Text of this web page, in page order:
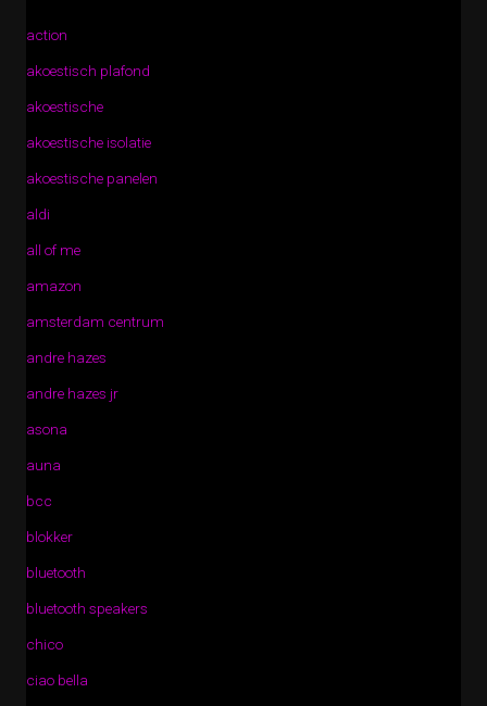
action
akoestisch plafond
akoestische
akoestische isolatie
akoestische panelen
aldi
all of me
amazon
amsterdam centrum
andre hazes
andre hazes jr
asona
auna
bcc
blokker
bluetooth
bluetooth speakers
chico
ciao bella